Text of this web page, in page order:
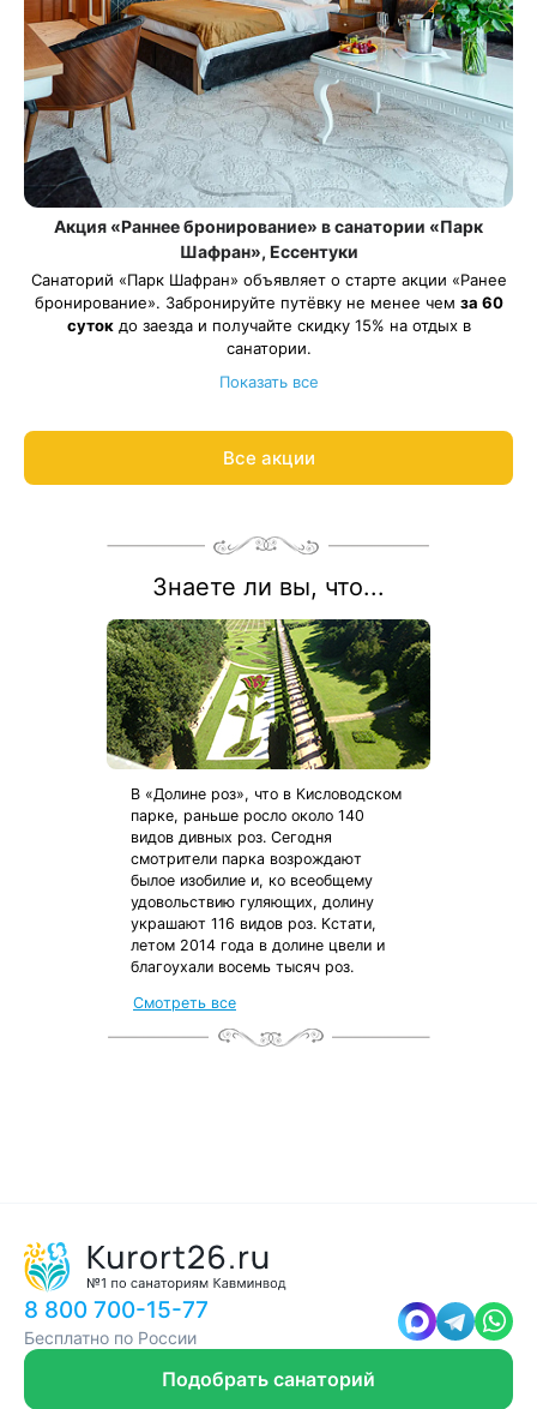
Акция «Раннее бронирование» в санатории «Парк
Шафран», Ессентуки
Санаторий «Парк Шафран» объявляет о старте акции «Ранее
бронирование». Забронируйте путёвку не менее чем за 60
сутокдо заезда и получайте скидку 15% на отдых в
санатории.
номеров.
Показать все
Все акции
Знаете ли вы, что...
В «Долине роз», что в Кисловодском
парке, раньше росло около 140
видов дивных роз. Сегодня
смотрители парка возрождают
былое изобилие и, ко всеобщему
удовольствию гуляющих, долину
украшают 116 видов роз. Кстати,
летом 2014 года в долине цвели и
благоухали восемь тысяч роз.
Смотреть все
от местных жителей
с чек-листом
и туристической картой
8 800 700-15-77
Бесплатно по России
Подобрать санаторий